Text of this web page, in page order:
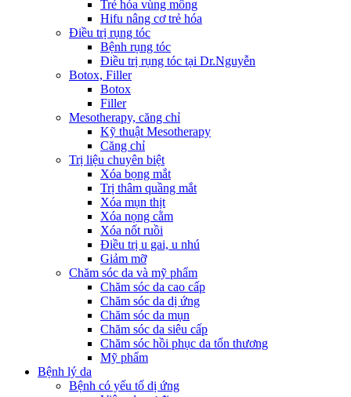
Trẻ hóa vùng mông
Hifu nâng cơ trẻ hóa
Điều trị rụng tóc
Bệnh rụng tóc
Điều trị rụng tóc tại Dr.Nguyễn
Botox, Filler
Botox
Filler
Mesotherapy, căng chỉ
Kỹ thuật Mesotherapy
Căng chỉ
Trị liệu chuyên biệt
Xóa bọng mắt
Trị thâm quầng mắt
Xóa mụn thịt
Xóa nọng cằm
Xóa nốt ruồi
Điều trị u gai, u nhú
Giảm mỡ
Chăm sóc da và mỹ phẩm
Chăm sóc da cao cấp
Chăm sóc da dị ứng
Chăm sóc da mụn
Chăm sóc da siêu cấp
Chăm sóc hồi phục da tổn thương
Mỹ phẩm
Bệnh lý da
Bệnh có yếu tố dị ứng